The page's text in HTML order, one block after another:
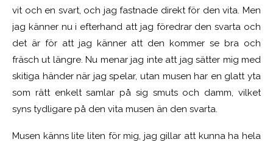
vit och en svart, och jag fastnade direkt för den vita. Men
jag känner nu i efterhand att jag föredrar den svarta och
det är för att jag känner att den kommer se bra och
fräsch ut längre. Nu menar jag inte att jag sätter mig med
skitiga händer när jag spelar, utan musen har en glatt yta
som rätt enkelt samlar på sig smuts och damm, vilket
syns tydligare på den vita musen än den svarta.
Musen känns lite liten för mig, jag gillar att kunna ha hela